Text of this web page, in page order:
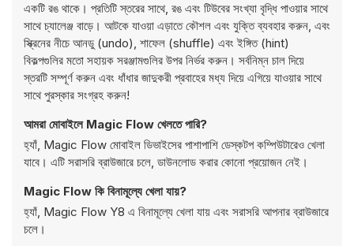
একটি রঙ থাকে। প্রতিটি স্তরের সাথে, রঙ এবং টিউবের সংখ্যা বৃদ্ধি পাওয়ার সাথে
সাথে চ্যালেঞ্জ বাড়ে। আটকে যাওয়া এড়াতে কৌশল এবং যুক্তি ব্যবহার করুন, এবং
স্ক্রিনের নীচে আনডু (undo), শাফেল (shuffle) এবং ইঙ্গিত (hint)
বিকল্পগুলির মতো সহায়ক সরঞ্জামগুলির উপর নির্ভর করুন। সর্বনিম্ন চাল দিয়ে
স্তরটি সম্পূর্ণ করুন এবং ধাঁধার জাদুকরী প্রবাহের মধ্য দিয়ে এগিয়ে যাওয়ার সাথে
সাথে পুরস্কার সংগ্রহ করুন!
আমরা মোবাইলে Magic Flow খেলতে পারি?
হ্যাঁ, Magic Flow মোবাইল ডিভাইসের পাশাপাশি ডেস্কটপ কম্পিউটারেও খেলা
যাবে। এটি সরাসরি ব্রাউজারে চলে, ডাউনলোড করার কোনো প্রয়োজন নেই।
Magic Flow কি বিনামূল্যে খেলা যায়?
হ্যাঁ, Magic Flow Y8 এ বিনামূল্যে খেলা যায় এবং সরাসরি আপনার ব্রাউজারে
চলে।